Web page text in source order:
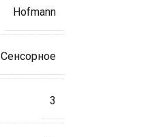
Hofmann
Сенсорное
3